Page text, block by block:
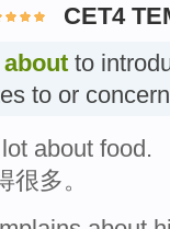
CET4
about to
to or
about food.
很多。